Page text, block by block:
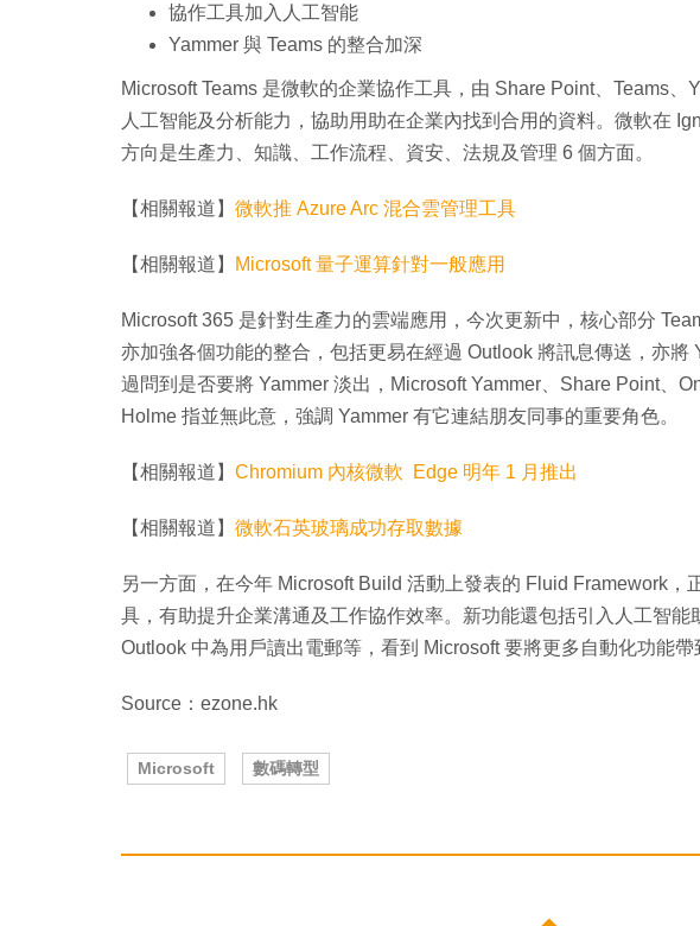
協作工具加入人工智能
Yammer 與 Teams 的整合加深
Microsoft Teams 是微軟的企業協作工具，由 Share Point、Teams、
人工智能及分析能力，協助用助在企業內找到合用的資料。微軟在
方向是生產力、知識、工作流程、資安、法規及管理 6 個方面。
【相關報道】 微軟推 Azure Arc 混合雲管理工具
【相關報道】 Microsoft 量子運算針對一般應用
Microsoft 365 是針對生產力的雲端應用，今次更新中，核心部分
亦加強各個功能的整合，包括更易在經過 Outlook 將訊息傳送，亦
過問到是否要將 Yammer 淡出，Microsoft Yammer、Share Point、
Holme 指並無此意，強調 Yammer 有它連結朋友同事的重要角色。
【相關報道】 Chromium 內核微軟 Edge 明年 1 月推出
【相關報道】 微軟石英玻璃成功存取數據
另一方面，在今年 Microsoft Build 活動上發表的 Fluid Framework，
具，有助提升企業溝通及工作協作效率。新功能還包括引入人工智能
Outlook 中為用戶讀出電郵等，看到 Microsoft 要將更多自動化功能帶
Source：ezone.hk
Microsoft 數碼轉型